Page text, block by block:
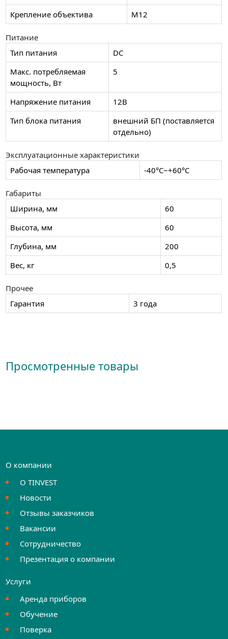
Крепление объектива
М12
Питание
Тип питания
DC
Макс. потребляемая
мощность, Вт
5
Напряжение питания
12В
Тип блока питания
внешний БП (поставляется
отдельно)
Эксплуатационные характеристики
Рабочая температура
-40°C~+60°C
Габариты
Ширина, мм
60
Высота, мм
60
Глубина, мм
200
Вес, кг
0,5
Прочее
Гарантия
3 года
Просмотренные товары
О компании
О TINVEST
Новости
Отзывы заказчиков
Вакансии
Сотрудничество
Презентация о компании
Услуги
Аренда приборов
Обучение
Поверка